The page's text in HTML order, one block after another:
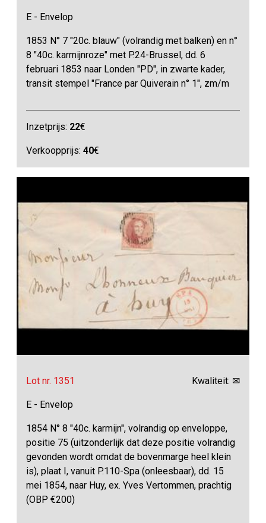
E - Envelop
1853 N° 7 "20c. blauw" (volrandig met balken) en n°
8 "40c. karmijnroze" met P.24-Brussel, dd. 6
februari 1853 naar Londen "PD", in zwarte kader,
transit stempel "France par Quiverain n° 1", zm/m
Inzetprijs: 22€
Verkoopprijs:40€
Lot nr. 1351 Kwaliteit: ✉
E - Envelop
1854 N° 8 "40c. karmijn", volrandig op enveloppe,
positie 75 (uitzonderlijk dat deze positie volrandig
gevonden wordt omdat de bovenmarge heel klein
is), plaat I, vanuit P.110-Spa (onleesbaar), dd. 15
mei 1854, naar Huy, ex. Yves Vertommen, prachtig
(OBP €200)